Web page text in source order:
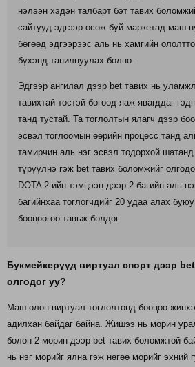
нэлээн хэдэн талбарт бэт тавих
сайтууд эдгээр өсөж буй маркетад маш
бөгөөд эдгээрээс аль нь хамгийн
бүхэнд танилцуулах болно.
Эдгээр ангилал дээр bet тавих нь
тавихтай төстэй бөгөөд яаж явагддаг
танд тустай. Та тоглолтын ялагч дээр
эсвэл тоглоомын өөрийн процесс танд
тамирчин аль нэг эсвэл тодорхой шатанд
түрүүлнэ гэж bet тавих боломжийг
DOTA 2-ийн тэмцээн дээр 2 багийн аль
багийнхаа тоглогчдийг 20 удаа алах
бооцоогоо тавьж болдог.
Букмейкерүүд виртуал спорт дээр
олгодог уу?
Маш олон виртуал тоглолтонд бооцоо
адилхан байдаг байна. Жишээ нь морин
болон 2 морин дээр bet тавих боломжтой
нь нэг морийг ялна гэж нөгөө морийг эхний